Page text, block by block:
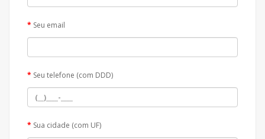
Seu email
Seu telefone (com DDD)
Sua cidade (com UF)